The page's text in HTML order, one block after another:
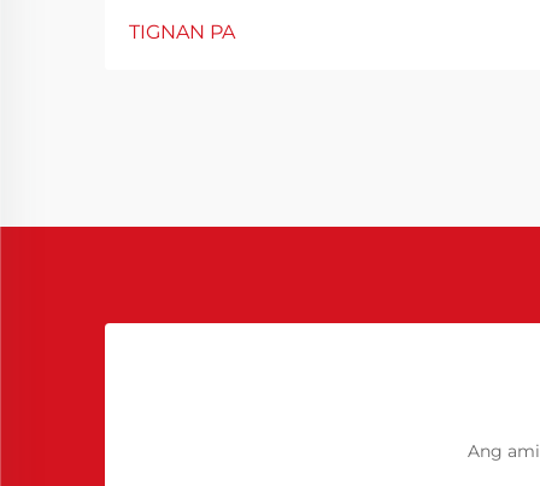
na pagmamanupaktura, kahusayan
TIGNAN PA
Ang